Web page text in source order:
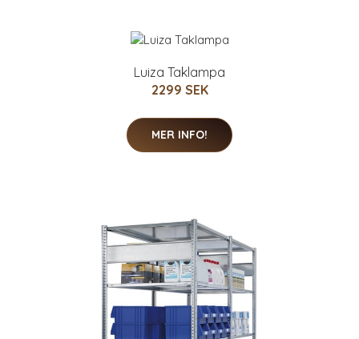
Luiza Taklampa
2299 SEK
MER INFO!